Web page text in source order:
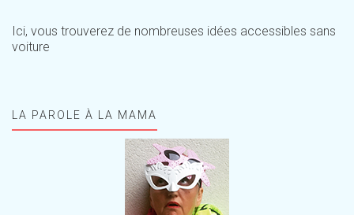
Ici, vous trouverez de nombreuses idées accessibles sans
voiture
LA PAROLE À LA MAMA